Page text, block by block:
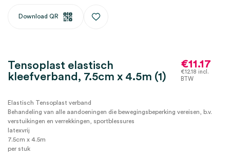
Download QR
Tensoplast elastisch
kleefverband, 7.5cm x 4.5m (1)
€11.17
€12.18 incl.
BTW
Elastisch Tensoplast verband
Behandeling van alle aandoeningen die bewegingsbeperking vereisen, b.v.
verstuikingen en verrekkingen, sportblessures
latexvrij
7.5cm x 4.5m
per stuk